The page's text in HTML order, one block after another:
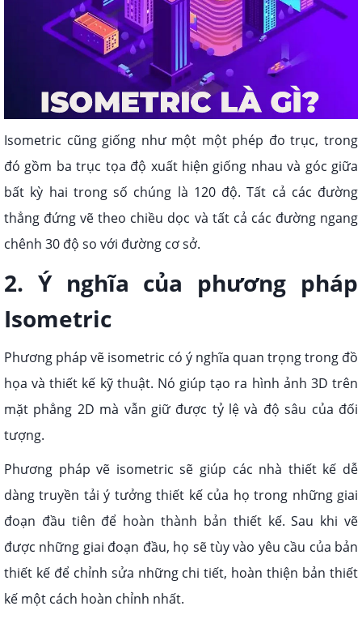
Isometric cũng giống như một một phép đo trục, trong
đó gồm ba trục tọa độ xuất hiện giống nhau và góc giữa
bất kỳ hai trong số chúng là 120 độ. Tất cả các đường
thẳng đứng vẽ theo chiều dọc và tất cả các đường ngang
chênh 30 độ so với đường cơ sở.
2. Ý nghĩa của phương pháp
Isometric
Phương pháp vẽ isometric có ý nghĩa quan trọng trong đồ
họa và thiết kế kỹ thuật. Nó giúp tạo ra hình ảnh 3D trên
mặt phẳng 2D mà vẫn giữ được tỷ lệ và độ sâu của đối
tượng.
Phương pháp vẽ isometric sẽ giúp các nhà thiết kế dễ
dàng truyền tải ý tưởng thiết kế của họ trong những giai
đoạn đầu tiên để hoàn thành bản thiết kế. Sau khi vẽ
được những giai đoạn đầu, họ sẽ tùy vào yêu cầu của bản
thiết kế để chỉnh sửa những chi tiết, hoàn thiện bản thiết
kế một cách hoàn chỉnh nhất.